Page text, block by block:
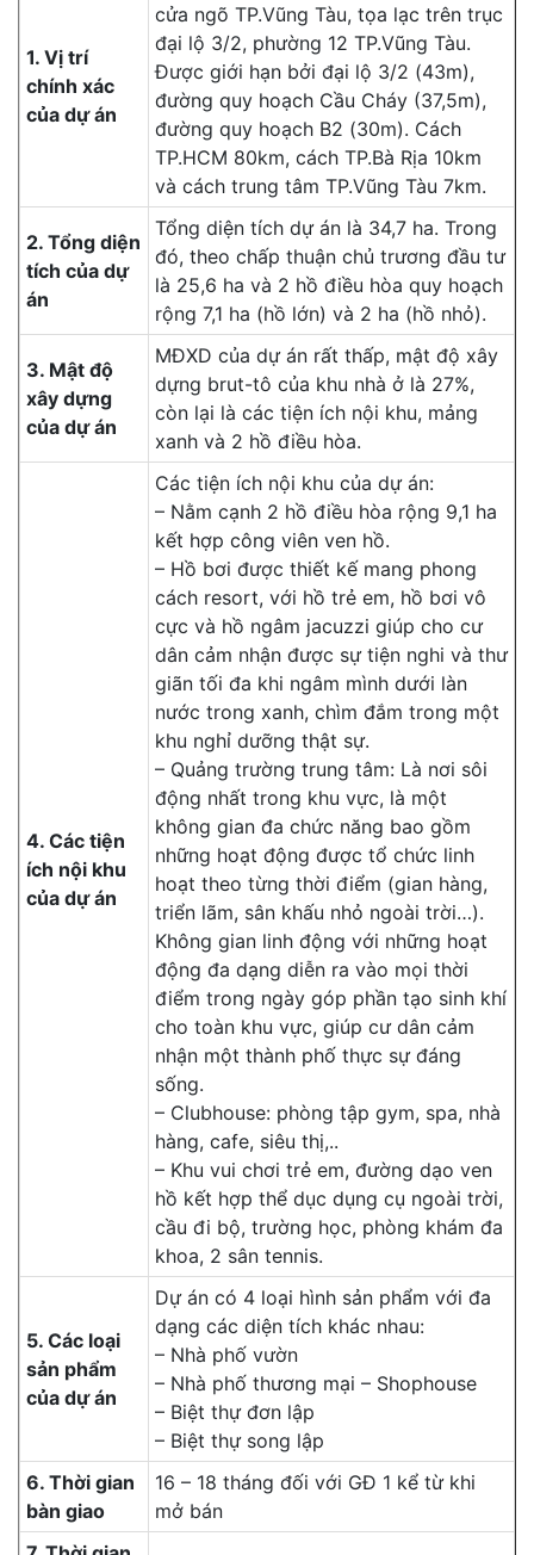
1. Vị trí
chính xác
của dự án
cửa ngõ TP.Vũng Tàu, tọa lạc trên trục
đại lộ 3/2, phường 12 TP.Vũng Tàu.
Được giới hạn bởi đại lộ 3/2 (43m),
đường quy hoạch Cầu Cháy (37,5m),
đường quy hoạch B2 (30m). Cách
TP.HCM 80km, cách TP.Bà Rịa 10km
và cách trung tâm TP.Vũng Tàu 7km.
2. Tổng diện
tích của dự
án
Tổng diện tích dự án là 34,7 ha. Trong
đó, theo chấp thuận chủ trương đầu tư
là 25,6 ha và 2 hồ điều hòa quy hoạch
rộng 7,1 ha (hồ lớn) và 2 ha (hồ nhỏ).
3. Mật độ
xây dựng
của dự án
MĐXD của dự án rất thấp, mật độ xây
dựng brut-tô của khu nhà ở là 27%,
còn lại là các tiện ích nội khu, mảng
xanh và 2 hồ điều hòa.
4. Các tiện
ích nội khu
của dự án
Các tiện ích nội khu của dự án:
– Nằm cạnh 2 hồ điều hòa rộng 9,1 ha
kết hợp công viên ven hồ.
– Hồ bơi được thiết kế mang phong
cách resort, với hồ trẻ em, hồ bơi vô
cực và hồ ngâm jacuzzi giúp cho cư
dân cảm nhận được sự tiện nghi và thư
giãn tối đa khi ngâm mình dưới làn
nước trong xanh, chìm đắm trong một
khu nghỉ dưỡng thật sự.
– Quảng trường trung tâm: Là nơi sôi
động nhất trong khu vực, là một
không gian đa chức năng bao gồm
những hoạt động được tổ chức linh
hoạt theo từng thời điểm (gian hàng,
triển lãm, sân khấu nhỏ ngoài trời…).
Không gian linh động với những hoạt
động đa dạng diễn ra vào mọi thời
điểm trong ngày góp phần tạo sinh khí
cho toàn khu vực, giúp cư dân cảm
nhận một thành phố thực sự đáng
sống.
– Clubhouse: phòng tập gym, spa, nhà
hàng, cafe, siêu thị,..
– Khu vui chơi trẻ em, đường dạo ven
hồ kết hợp thể dục dụng cụ ngoài trời,
cầu đi bộ, trường học, phòng khám đa
khoa, 2 sân tennis.
5. Các loại
sản phẩm
của dự án
Dự án có 4 loại hình sản phẩm với đa
dạng các diện tích khác nhau:
– Nhà phố vườn
– Nhà phố thương mại – Shophouse
– Biệt thự đơn lập
– Biệt thự song lập
6. Thời gian
bàn giao
16 – 18 tháng đối với GĐ 1 kể từ khi
mở bán